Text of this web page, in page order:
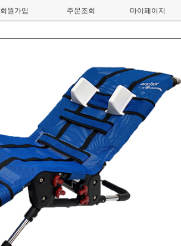
회원가입 주문조회 마이페이지